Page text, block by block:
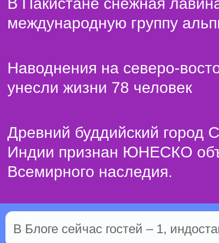
международную группу
Наводнения на северо-
унесли жизни 78 человек
Древний буддийский город
Индии признан ЮНЕСКО
Всемирного наследия.
В Блоге сейчас гостей – 1,